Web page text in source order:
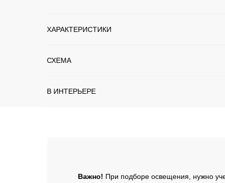
ХАРАКТЕРИСТИКИ
СХЕМА
В ИНТЕРЬЕРЕ
Важно! При подборе освещения, нужно